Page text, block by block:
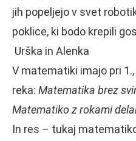
jih popeljejo v svet
poklice, ki bodo krepili
Urška in Alenka
V matematiki imajo pri
reka: Matematika brez
Matematiko z rokami
In res – tukaj